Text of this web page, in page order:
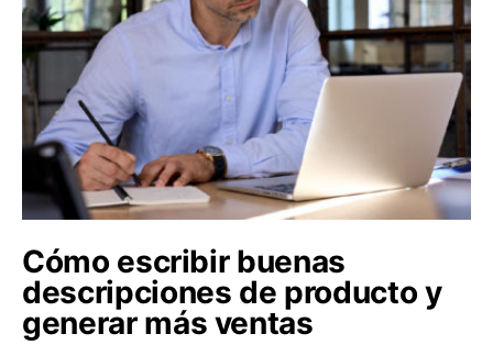
Cómo escribir buenas
descripciones de producto y
generar más ventas